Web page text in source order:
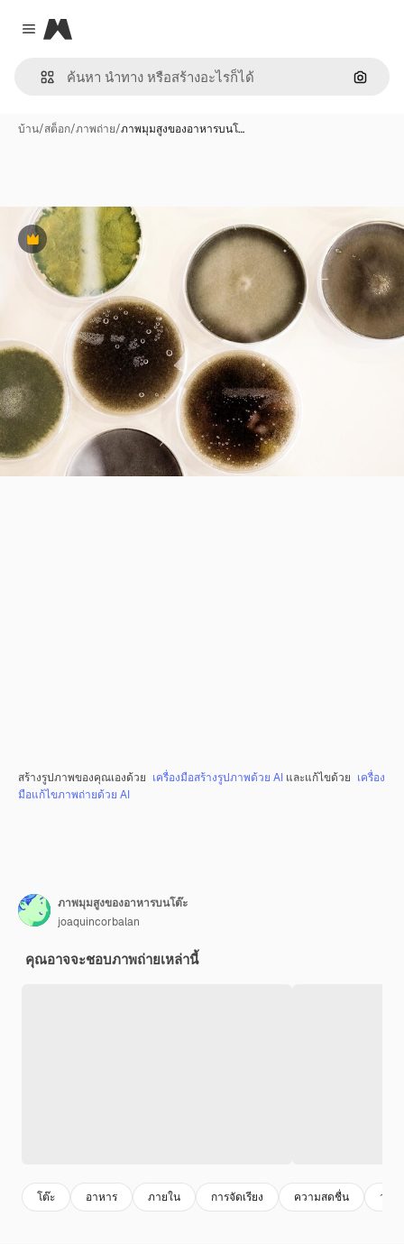
Close menu
Magnific
ค้นหา
บ้าน/สต็อก/ภาพถ่าย/ภาพมุมสูงของอาหารบนโ…
พรีเมี่ยม
สร้างรูปภาพของคุณเองด้วย เครื่องมือสร้างรูปภาพด้วย AI และแก้ไขด้วย เครื่อง
มือแก้ไขภาพถ่ายด้วย AI
ภาพมุมสูงของอาหารบนโต๊ะ
joaquincorbalan
คุณอาจจะชอบภาพถ่ายเหล่านี้
โต๊ะ อาหาร ภายใน การจัดเรียง ความสดชื่น วงก